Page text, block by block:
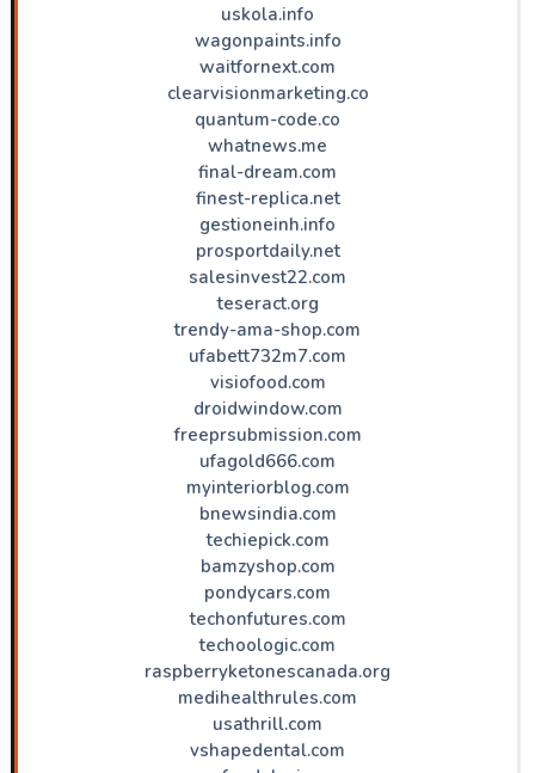
uskola.info
wagonpaints.info
waitfornext.com
clearvisionmarketing.co
quantum-code.co
whatnews.me
final-dream.com
finest-replica.net
gestioneinh.info
prosportdaily.net
salesinvest22.com
teseract.org
trendy-ama-shop.com
ufabett732m7.com
visiofood.com
droidwindow.com
freeprsubmission.com
ufagold666.com
myinteriorblog.com
bnewsindia.com
techiepick.com
bamzyshop.com
pondycars.com
techonfutures.com
techoologic.com
raspberryketonescanada.org
medihealthrules.com
usathrill.com
vshapedental.com